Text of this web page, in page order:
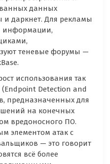
данных
и даркнет. Для рекламы
информации,
теневые форумы —
использования так
Detection and
предназначенных для
на конечных
вредоносного ПО.
элементом атак с
— это говорит
всё более